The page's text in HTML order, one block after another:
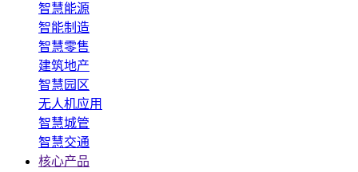
智慧能源
智能制造
智慧零售
建筑地产
智慧园区
无人机应用
智慧城管
智慧交通
核心产品